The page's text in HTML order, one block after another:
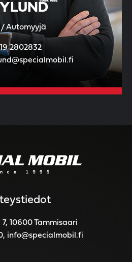
/ Automyyjä
2802832
10600 Tammisaari
, info@specialmobil.fi